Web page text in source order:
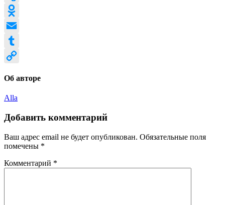
Evernote
Odnoklassniki
Email
Tumblr
Об авторе
Alla
Добавить комментарий
Ваш адрес email не будет опубликован. Обязательные поля
помечены *
Комментарий *